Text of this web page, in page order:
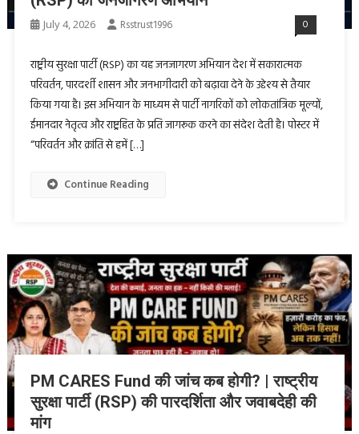
July 4, 2026 Rsstrust1996 0
राष्ट्रीय सुरक्षा पार्टी (RSP) का यह जनजागरण अभियान देश में सकारात्मक
परिवर्तन, पारदर्शी शासन और जनभागीदारी को बढ़ावा देने के उद्देश्य से तैयार
किया गया है। इस अभियान के माध्यम से पार्टी नागरिकों को लोकतांत्रिक मूल्यों,
ईमानदार नेतृत्व और राष्ट्रहित के प्रति जागरूक करने का संदेश देती है। पोस्टर में
“परिवर्तन और क्रांति से हमें […]
Continue Reading
PM CARES Fund की जांच कब होगी? | राष्ट्रीय
सुरक्षा पार्टी (RSP) की पारदर्शिता और जवाबदेही की
मांग